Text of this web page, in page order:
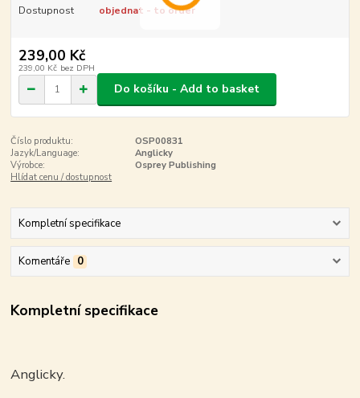
Dostupnost objednat - to order
239,00 Kč
239,00 Kč bez DPH
Do košíku - Add to basket
Číslo produktu:
OSP00831
Jazyk/Language:
Anglicky
Výrobce:
Osprey Publishing
Hlídat cenu / dostupnost
Kompletní specifikace
Komentáře 0
Kompletní specifikace
Anglicky.